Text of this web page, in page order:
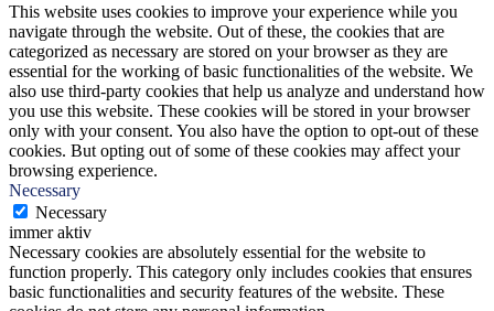
This website uses cookies to improve your experience while you
navigate through the website. Out of these, the cookies that are
categorized as necessary are stored on your browser as they are
essential for the working of basic functionalities of the website. We
also use third-party cookies that help us analyze and understand how
you use this website. These cookies will be stored in your browser
only with your consent. You also have the option to opt-out of these
cookies. But opting out of some of these cookies may affect your
browsing experience.
Necessary
Necessary
immer aktiv
Necessary cookies are absolutely essential for the website to
function properly. This category only includes cookies that ensures
basic functionalities and security features of the website. These